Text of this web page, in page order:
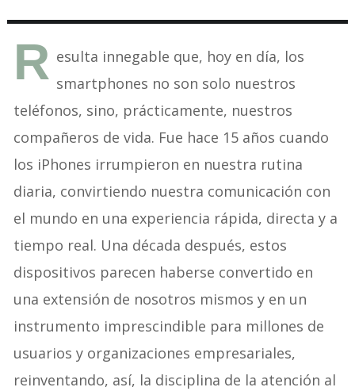
R esulta innegable que, hoy en día, los
smartphones no son solo nuestros
teléfonos, sino, prácticamente, nuestros
compañeros de vida. Fue hace 15 años cuando
los iPhones irrumpieron en nuestra rutina
diaria, convirtiendo nuestra comunicación con
el mundo en una experiencia rápida, directa y a
tiempo real. Una década después, estos
dispositivos parecen haberse convertido en
una extensión de nosotros mismos y en un
instrumento imprescindible para millones de
usuarios y organizaciones empresariales,
reinventando, así, la disciplina de la atención al